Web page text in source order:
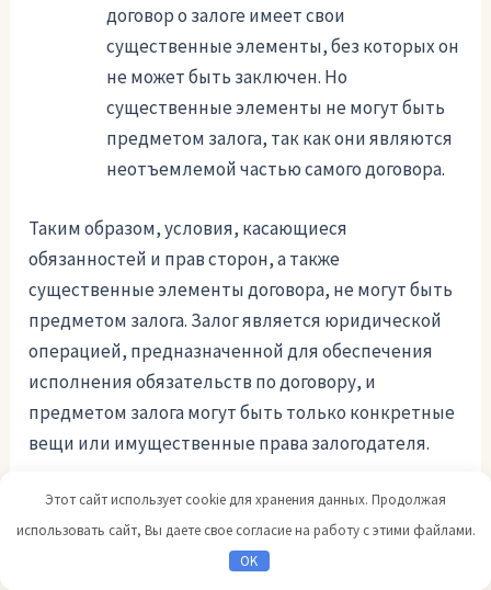
договор о залоге имеет свои
существенные элементы, без которых он
не может быть заключен. Но
существенные элементы не могут быть
предметом залога, так как они являются
неотъемлемой частью самого договора.
Таким образом, условия, касающиеся
обязанностей и прав сторон, а также
существенные элементы договора, не могут быть
предметом залога. Залог является юридической
операцией, предназначенной для обеспечения
исполнения обязательств по договору, и
предметом залога могут быть только конкретные
вещи или имущественные права залогодателя.
Оговорки и особенности
при заключении договора о
Этот сайт использует cookie для хранения данных. Продолжая
использовать сайт, Вы даете свое согласие на работу с этими файлами.
OK